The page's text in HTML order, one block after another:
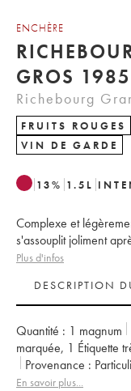
ENCHÈRE
GROS 1985
Richebourg
FRUITS ROUGES
VIN DE GARDE
13% 1.5 L
Complexe et
s'assouplit joliment
Plus d'infos
DESCRIPTION
Quantité : 1 magnum
marquée, 1 Étiquette
Provenance :
Région :
Bourgogne
En savoir plus...